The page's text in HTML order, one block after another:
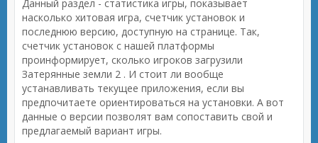
Данный раздел - статистика игры, показывает
насколько хитовая игра, счетчик установок и
последнюю версию, доступную на странице. Так,
счетчик установок с нашей платформы
проинформирует, сколько игроков загрузили
Затерянные земли 2 . И стоит ли вообще
устанавливать текущее приложения, если вы
предпочитаете ориентироваться на установки. А вот
данные о версии позволят вам сопоставить свой и
предлагаемый вариант игры.